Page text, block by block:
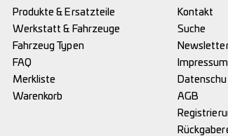
Produkte & Ersatzteile
Werkstatt & Fahrzeuge
Fahrzeug Typen
FAQ
Merkliste
Warenkorb
Kontakt
Suche
Impressum
AGB